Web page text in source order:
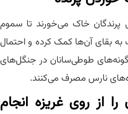
خاک می‌خورند تا سموم
به بقای آن‌ها کمک کرده و احتمال
طوطی‌سانان در جنگل‌های
نارس مصرف می‌کنند.
از روی غریزه انجام